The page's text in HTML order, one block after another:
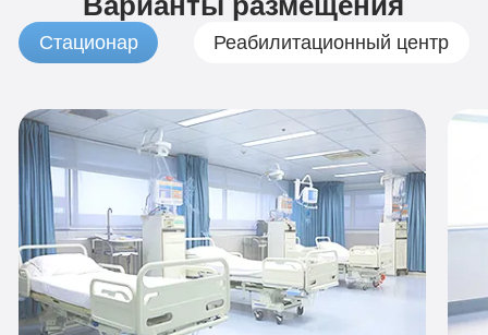
Стационар Реабилитационный центр